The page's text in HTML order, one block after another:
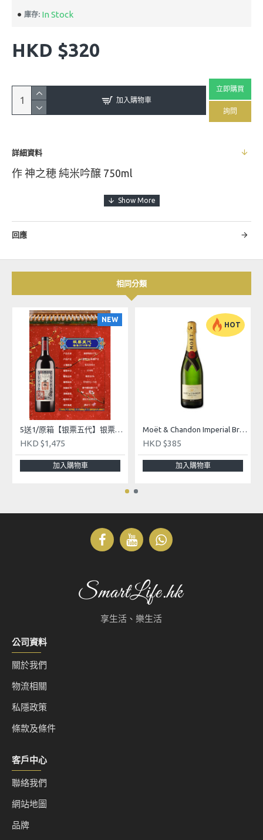
庫存: In Stock
HKD $320
加入購物車
立即購買
詢問
詳細資料
作 神之穂 純米吟醸 750ml
「神之穂」是三重縣的特產酒米，「神穗」這個名
字的由來是因為稻米誕生並生長在神明的土地上，
一。而「作」則是鈴鹿市的一個著名酒廠，以其謙
遜的態度和對釀酒的熱愛而聞名。
「作 神之穂 純米吟醸」以其獨特的口感和細膩的風
味贏得了酒友的喜愛。這款酒以55％的磨精度進行
釀造，每一滴酒都藴含著酒匠們的心血和對完美的
追求。散發著輕柔飄逸、優雅且令人愉悅的香氣。
入口極為柔和，米香自然綻放。隨後緩緩浮現的酸
度與輕盈甜味，搭配微妙的苦味，形成絕妙的平衡
感。尾韻清爽俐落，讓人輕鬆暢飲，回味無窮。
出品名稱：作 神之穂 純米吟釀
清酒銘柄：作
生產地區：日本三重縣鈴鹿市
產品級別：純米吟釀
精米步合：55%
酒精濃度：15%
味道溫和,帶有熱帶水果的華麗香氣,清爽的甜味和乾
淨的酸味
配搭: 餐前、前菜、刺身、壽司
回應
相同分類
NEW
5送1/原箱【银票五代】银票梅洛2018葡萄酒 - Yin Piao Wine 2018 Merlot 750ml
HKD $1,475
加入購物車
HOT
Moët & Chandon Imperial Brut Champagne 750mL
HKD $385
加入購物車
享生活、樂生活
公司資料
關於我們
物流相關
私隱政策
條款及條件
客戶中心
聯絡我們
網站地圖
品牌